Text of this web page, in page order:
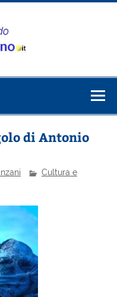
su Torino
di Antonio
Cultura e